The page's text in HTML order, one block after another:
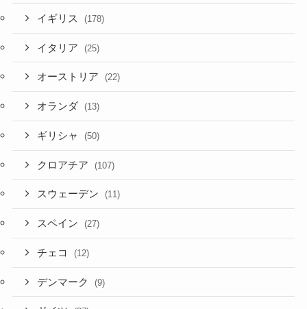
イギリス (178)
イタリア (25)
オーストリア (22)
オランダ (13)
ギリシャ (50)
クロアチア (107)
スウェーデン (11)
スペイン (27)
チェコ (12)
デンマーク (9)